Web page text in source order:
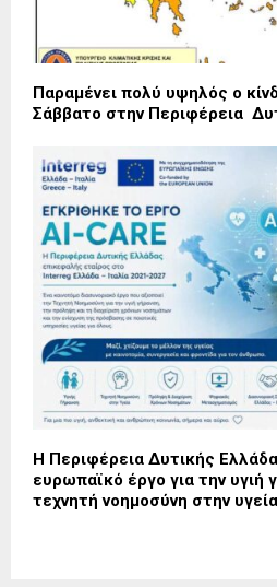
Παραμένει πολύ υψηλός ο
Σάββατο στην Περιφέρεια
Η Περιφέρεια Δυτικής
ευρωπαϊκό έργο για την υγιή
τεχνητή νοημοσύνη στην υγεία